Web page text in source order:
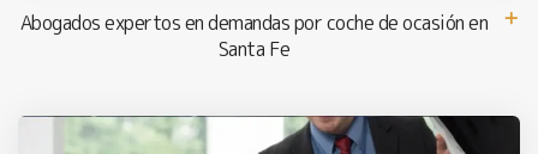
Abogados expertos en demandas por coche de ocasión en
Santa Fe